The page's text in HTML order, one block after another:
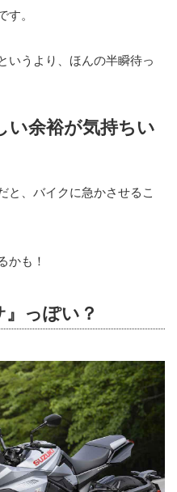
す。
いうより、ほんの半瞬待っ
い余裕が気持ちい
と、バイクに急かさせるこ
かも！
っぽい？